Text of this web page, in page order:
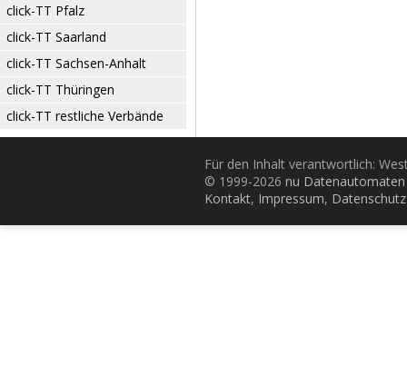
click-TT Pfalz
click-TT Saarland
click-TT Sachsen-Anhalt
click-TT Thüringen
click-TT restliche Verbände
Für den Inhalt verantwortlich:
© 1999-2026 nu
Kontakt, Impressum, Datenschutz